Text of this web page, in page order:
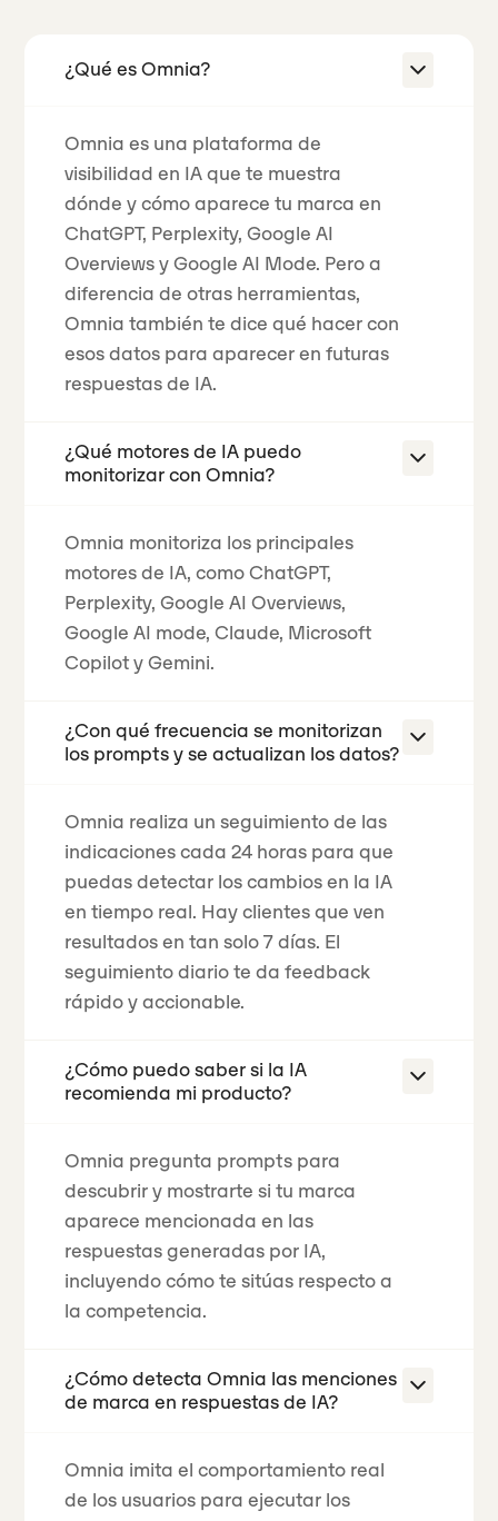
¿Qué es Omnia?
Omnia es una plataforma de
visibilidad en IA que te muestra
dónde y cómo aparece tu marca en
ChatGPT, Perplexity, Google AI
Overviews y Google AI Mode. Pero a
diferencia de otras herramientas,
Omnia también te dice qué hacer con
esos datos para aparecer en futuras
respuestas de IA.
¿Qué motores de IA puedo
monitorizar con Omnia?
Omnia monitoriza los principales
motores de IA, como ChatGPT,
Perplexity, Google AI Overviews,
Google AI mode, Claude, Microsoft
Copilot y Gemini.
¿Con qué frecuencia se monitorizan
los prompts y se actualizan los datos?
Omnia realiza un seguimiento de las
indicaciones cada 24 horas para que
puedas detectar los cambios en la IA
en tiempo real. Hay clientes que ven
resultados en tan solo 7 días. El
seguimiento diario te da feedback
rápido y accionable.
¿Cómo puedo saber si la IA
recomienda mi producto?
Omnia pregunta prompts para
descubrir y mostrarte si tu marca
aparece mencionada en las
respuestas generadas por IA,
incluyendo cómo te sitúas respecto a
la competencia.
¿Cómo detecta Omnia las menciones
de marca en respuestas de IA?
Omnia imita el comportamiento real
de los usuarios para ejecutar los